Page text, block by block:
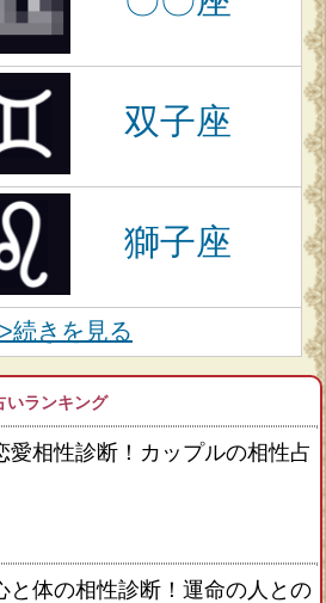
双子座
獅子座
続きを見る
いランキング
愛相性診断！カップルの相性占
と体の相性診断！運命の人との